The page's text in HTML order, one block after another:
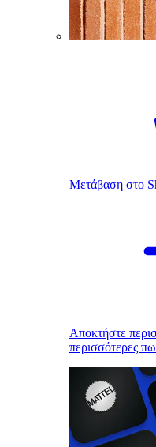
Μετάβαση στο
Αποκτήστε
περισσότερες